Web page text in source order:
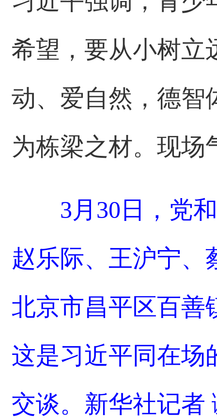
希望，要从小树立
动、爱自然，德智
为栋梁之材。现场
3月30日，党
赵乐际、王沪宁、
北京市昌平区百善
这是习近平同在场
交谈。新华社记者